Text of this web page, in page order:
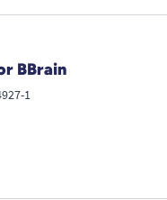
BBrain
1